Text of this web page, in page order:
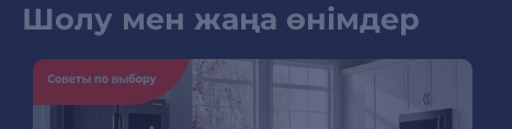
Шолу мен жаңа өнімдер